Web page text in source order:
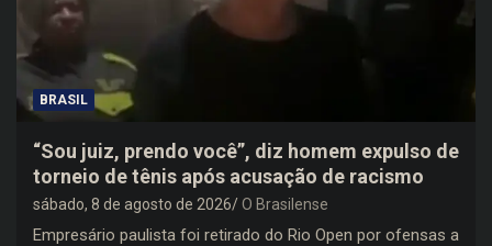
BRASIL
“Sou juiz, prendo você”, diz homem expulso de
torneio de tênis após acusação de racismo
sábado, 8 de agosto de 2026 O Brasilense
Empresário paulista foi retirado do Rio Open por ofensas a